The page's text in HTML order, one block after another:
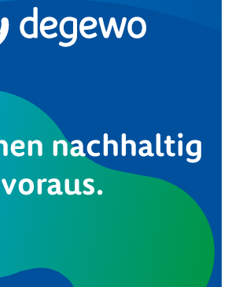
nachhaltig
voraus.